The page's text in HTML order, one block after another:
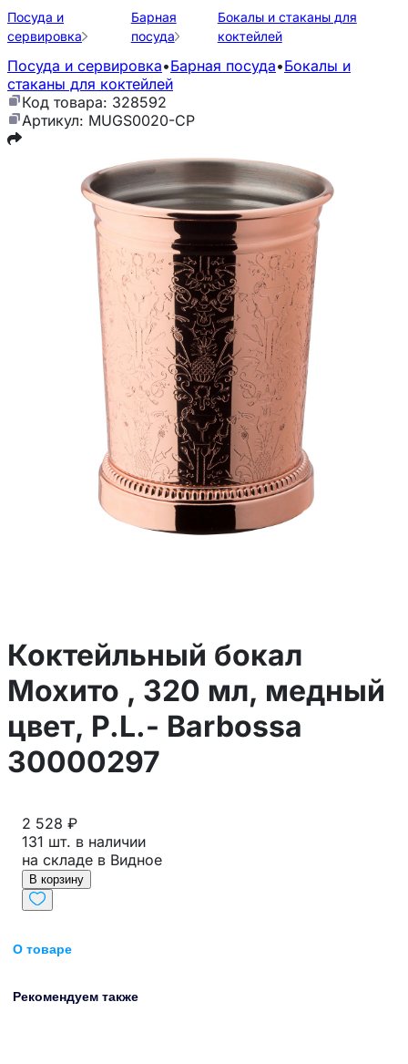
Посуда и
сервировка
Барная
посуда
Бокалы и стаканы для
коктейлей
Посуда и сервировка•Барная посуда•Бокалы и
стаканы для коктейлей
Код товара: 328592
Артикул: MUGS0020-CP
Коктейльный бокал
Мохито , 320 мл, медный
цвет, P.L.- Barbossa
30000297
2 528 ₽
131 шт. в наличии
на складе в Видное
В корзину
О товаре
Рекомендуем также